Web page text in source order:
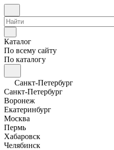
Каталог
По всему сайту
По каталогу
Санкт-Петербург
Санкт-Петербург
Воронеж
Екатеринбург
Москва
Пермь
Хабаровск
Челябинск